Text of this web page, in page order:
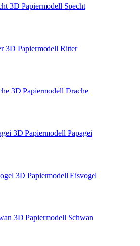
3D Papiermodell Specht
3D Papiermodell Ritter
3D Papiermodell Drache
3D Papiermodell Papagei
3D Papiermodell Eisvogel
3D Papiermodell Schwan